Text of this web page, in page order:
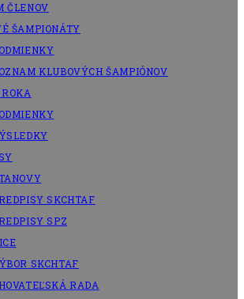
ČLENOV
ŠAMPIONÁTY
KLUBOVÝCH ŠAMPIÓNOV
SKCHTAF
SPZ
SKCHTAF
RADA